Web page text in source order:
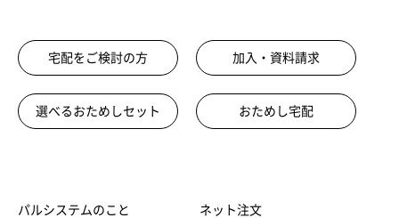
宅配をご検討の方 加入・資料請求
選べるおためしセット おためし宅配
パルシステムのこと ネット注文